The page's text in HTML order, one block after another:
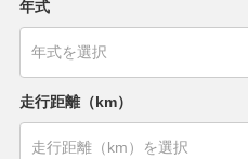
年式
走行距離（km）